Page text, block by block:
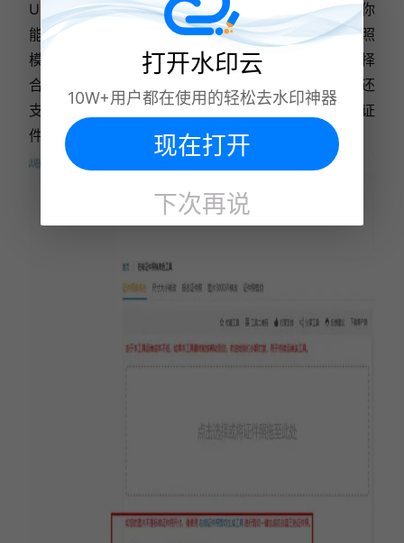
UU在线工具集合平台中包含了证件照制作功能，让你
能够轻松在家拍摄并编辑证件照。它提供了多种证件照
模板和编辑工具，操作简单方便。只需上传照片并选择
合适的模板，即可快速生成证件照。此外，UU在线还
支持证照参数自定义和多种证件照尺寸选择，让你的证
件照更加精准符合要求。
打开水印云
10W+用户都在使用的轻松去水印神器
现在打开
下次再说